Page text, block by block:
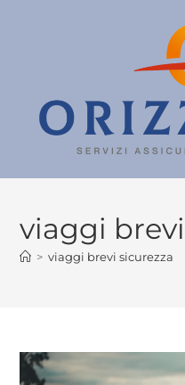
viaggi
> viaggi brevi sicurezza